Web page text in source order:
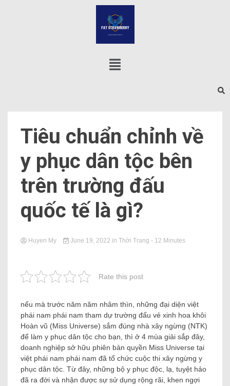
Tiêu chuẩn chỉnh về
y phục dân tộc bên
trên trường đấu
quốc tế là gì?
Huyen My June 19, 2022 in Thời Trang - 12 Minutes
Rate this post
nếu mà trước năm năm nhâm thìn, những đại diện việt
phái nam phái nam tham dự trường đấu vẻ xinh hoa khôi
Hoàn vũ (Miss Universe) sắm đúng nhà xây ngừng (NTK)
để làm y phục dân tộc cho bạn, thì ở 4 mùa giải sắp đây,
doanh nghiệp sở hữu phiên bản quyền Miss Universe tại
việt phái nam phái nam đã tổ chức cuộc thi xây ngừng y
phục dân tộc. Từ đây, những bộ y phục độc, lạ, tuyệt hảo
đã ra đời và nhận được sự sử dụng rộng rãi, khen ngợi